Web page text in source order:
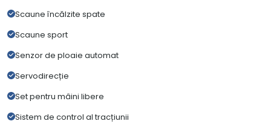
Scaune încălzite spate
Scaune sport
Senzor de ploaie automat
Servodirecție
Set pentru mâini libere
Sistem de control al tracțiunii